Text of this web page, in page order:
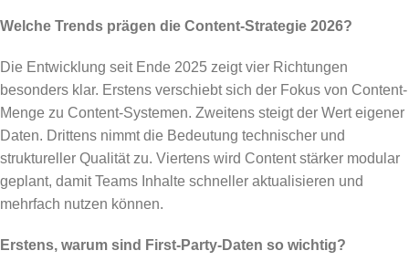
Welche Trends prägen die Content-Strategie 2026?
Die Entwicklung seit Ende 2025 zeigt vier Richtungen
besonders klar. Erstens verschiebt sich der Fokus von Content-
Menge zu Content-Systemen. Zweitens steigt der Wert eigener
Daten. Drittens nimmt die Bedeutung technischer und
struktureller Qualität zu. Viertens wird Content stärker modular
geplant, damit Teams Inhalte schneller aktualisieren und
mehrfach nutzen können.
Erstens, warum sind First-Party-Daten so wichtig?